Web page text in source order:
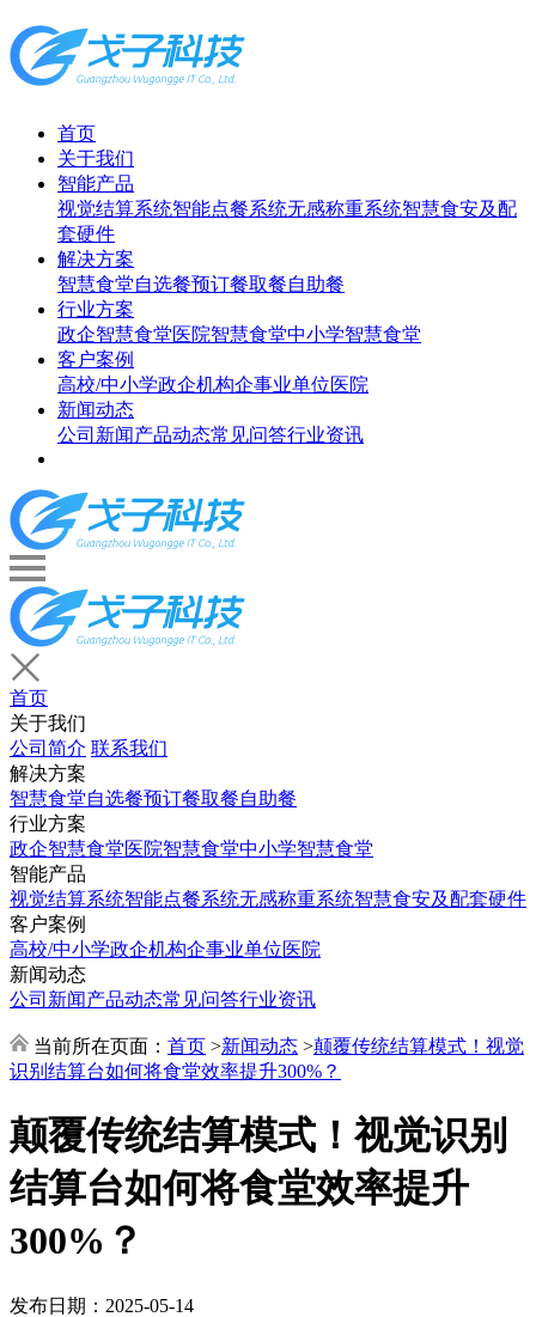
首页
关于我们
智能产品
视觉结算系统智能点餐系统无感称重系统智慧食安及配
套硬件
解决方案
智慧食堂自选餐预订餐取餐自助餐
行业方案
政企智慧食堂医院智慧食堂中小学智慧食堂
客户案例
高校/中小学政企机构企事业单位医院
新闻动态
公司新闻产品动态常见问答行业资讯
首页
关于我们
公司简介 联系我们
解决方案
智慧食堂自选餐预订餐取餐自助餐
行业方案
政企智慧食堂医院智慧食堂中小学智慧食堂
智能产品
视觉结算系统智能点餐系统无感称重系统智慧食安及配套硬件
客户案例
高校/中小学政企机构企事业单位医院
新闻动态
公司新闻产品动态常见问答行业资讯
当前所在页面： 首页 >新闻动态 >颠覆传统结算模式！视觉
识别结算台如何将食堂效率提升300%？
颠覆传统结算模式！视觉识别
结算台如何将食堂效率提升
300%？
发布日期：2025-05-14